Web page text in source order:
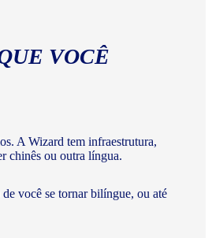
VOCÊ
A Wizard tem infraestrutura,
chinês ou outra língua.
você se tornar bilíngue, ou até